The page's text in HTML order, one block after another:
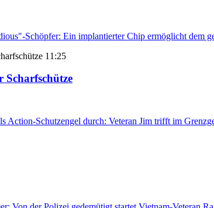
Schöpfer: Ein implantierter Chip ermöglicht dem
11:25
Scharfschütze
Action-Schutzengel durch: Veteran Jim trifft im